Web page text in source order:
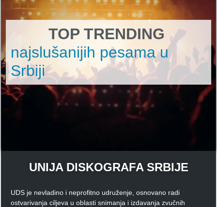
TOP TRENDING
najslušanijih pesama u
Srbiji
UNIJA DISKOGRAFA SRBIJE
UDS je nevladino i neprofitno udruženje, osnovano radi
ostvarivanja ciljeva u oblasti snimanja i izdavanja zvučnih